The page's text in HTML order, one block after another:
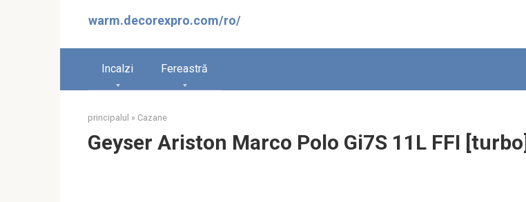
warm.decorexpro.com/ro/
Incalzi Fereastră
principalul » Cazane
Geyser Ariston Marco Polo Gi7S 11L FFI [turbo]